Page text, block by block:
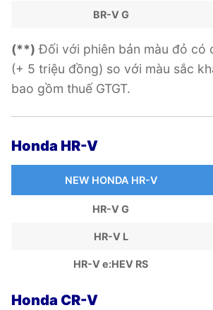
BR-V G
(**) Đối với phiên bản màu đỏ có
(+ 5 triệu đồng) so với màu sắc
bao gồm thuế GTGT.
Honda HR-V
NEW HONDA HR-V
HR-V G
HR-V L
HR-V e:HEV RS
Honda CR-V